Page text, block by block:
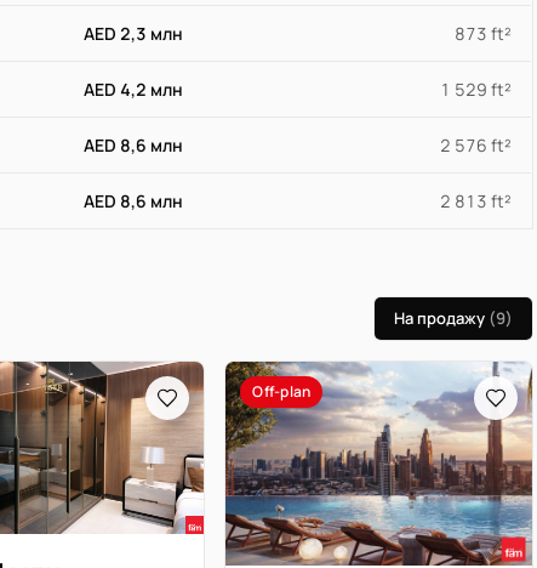
AED 2,3 млн 873 ft²
AED 4,2 млн 1 529 ft²
AED 8,6 млн 2 576 ft²
AED 8,6 млн 2 813 ft²
На продажу (9)
Off-plan